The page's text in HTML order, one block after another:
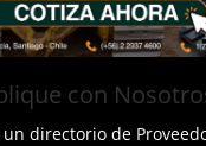
con
directorio de